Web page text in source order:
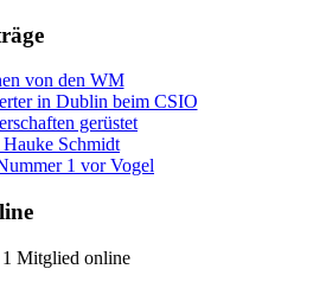
von den WM
in Dublin beim CSIO
gerüstet
Schmidt
1 vor Vogel
1 Mitglied online